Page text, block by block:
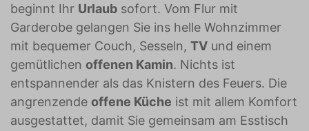
beginnt Ihr Urlaub sofort. Vom Flur mit
Garderobe gelangen Sie ins helle Wohnzimmer
mit bequemer Couch, Sesseln, TV und einem
gemütlichen offenen Kamin. Nichts ist
entspannender als das Knistern des Feuers. Die
angrenzende offene Küche ist mit allem Komfort
ausgestattet, damit Sie gemeinsam am Esstisch